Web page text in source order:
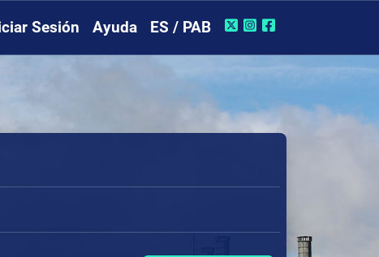
Sesión Ayuda ES / PAB